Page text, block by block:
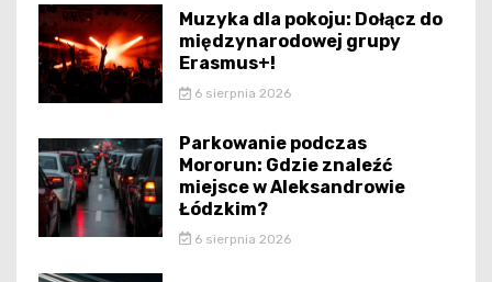
Muzyka dla pokoju: Dołącz do
międzynarodowej grupy
Erasmus+!
6 sierpnia 2026
Parkowanie podczas
Mororun: Gdzie znaleźć
miejsce w Aleksandrowie
Łódzkim?
6 sierpnia 2026